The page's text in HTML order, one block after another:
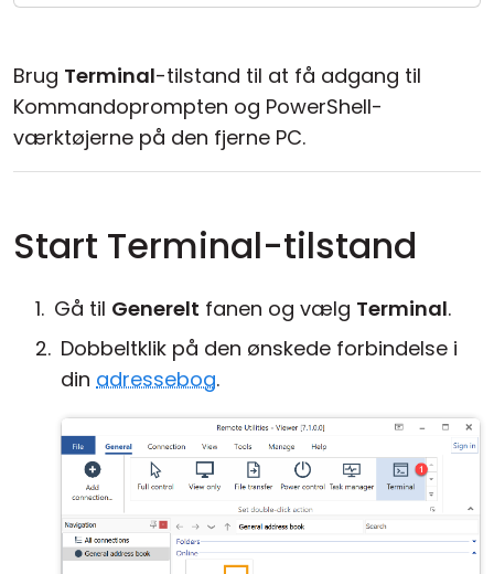
Brug Terminal-tilstand til at få adgang til
Kommandoprompten og PowerShell-
værktøjerne på den fjerne PC.
Start Terminal-tilstand
Gå til Generelt fanen og vælg Terminal.
Dobbeltklik på den ønskede forbindelse i
din adressebog.